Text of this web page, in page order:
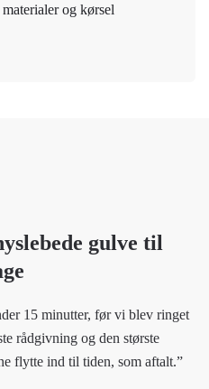
og kørsel
gulve til
15 minutter, før vi blev ringet
rådgivning og den største
flytte ind til tiden, som aftalt.”